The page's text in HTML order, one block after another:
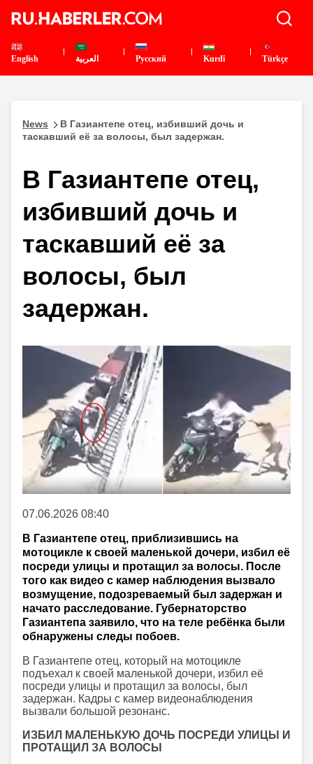
English العربية Pусский Kurdî Türkçe
News
В Газиантепе отец, избивший дочь и
таскавший её за волосы, был задержан.
В Газиантепе отец,
избивший дочь и
таскавший её за
волосы, был
задержан.
07.06.2026 08:40
В Газиантепе отец, приблизившись на
мотоцикле к своей маленькой дочери, избил её
посреди улицы и протащил за волосы. После
того как видео с камер наблюдения вызвало
возмущение, подозреваемый был задержан и
начато расследование. Губернаторство
Газиантепа заявило, что на теле ребёнка были
обнаружены следы побоев.
В Газиантепе отец, который на мотоцикле
подъехал к своей маленькой дочери, избил её
посреди улицы и протащил за волосы, был
задержан. Кадры с камер видеонаблюдения
вызвали большой резонанс.
ИЗБИЛ МАЛЕНЬКУЮ ДОЧЬ ПОСРЕДИ УЛИЦЫ И
ПРОТАЩИЛ ЗА ВОЛОСЫ